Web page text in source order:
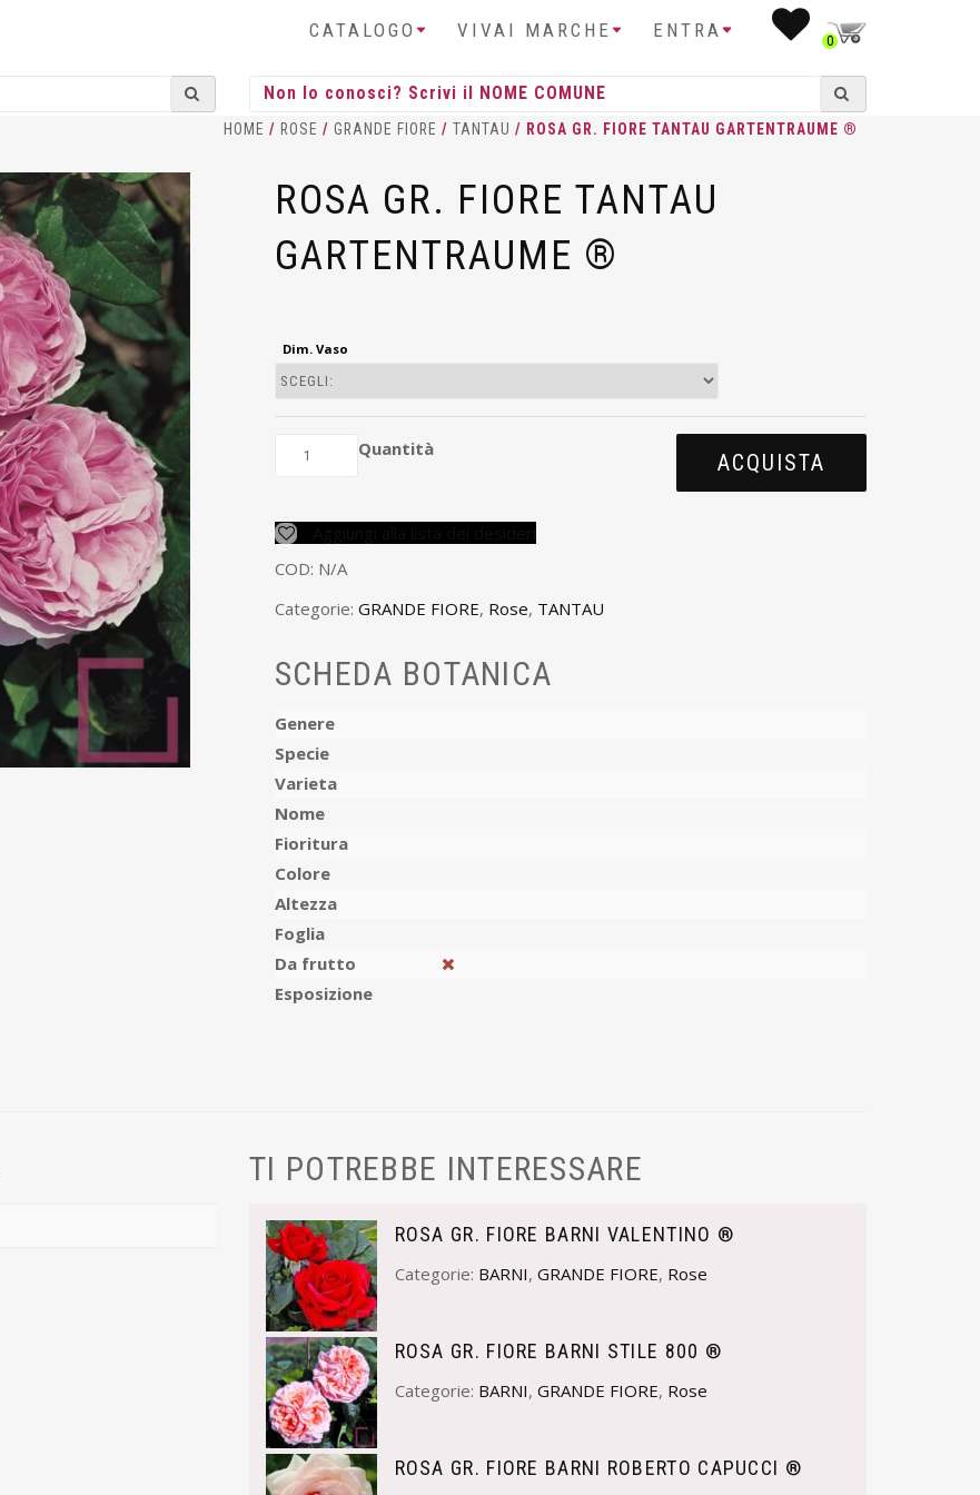
CATALOGO VIVAI MARCHE ENTRA 0
HOME / ROSE / GRANDE FIORE / TANTAU / ROSA GR. FIORE TANTAU GARTENTRAUME ®
ROSA GR. FIORE TANTAU
GARTENTRAUME ®
Dim. Vaso
Quantità
ACQUISTA
COD: N/A
Categorie: GRANDE FIORE, Rose, TANTAU
SCHEDA BOTANICA
Genere
Specie
Varieta
Nome
Fioritura
Colore
Altezza
Foglia
Da frutto
Esposizione
TI POTREBBE INTERESSARE
ROSA GR. FIORE BARNI VALENTINO ®
Categorie: BARNI, GRANDE FIORE, Rose
ROSA GR. FIORE BARNI STILE 800 ®
Categorie: BARNI, GRANDE FIORE, Rose
ROSA GR. FIORE BARNI ROBERTO CAPUCCI ®